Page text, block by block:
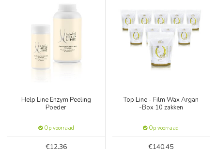
Help Line Enzym Peeling
Poeder
Op voorraad
€12,36
Top Line - Film Wax Argan
-Box 10 zakken
Op voorraad
€140,45